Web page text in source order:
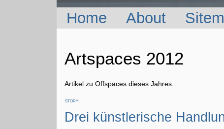
Home About
Artspaces 2012
Artikel zu Offspaces dieses Jahres.
STORY
Drei künstlerische